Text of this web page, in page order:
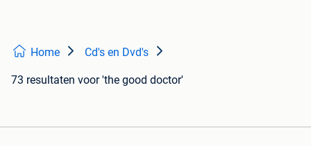
Home Cd's en Dvd's
73 resultaten voor 'the good doctor'